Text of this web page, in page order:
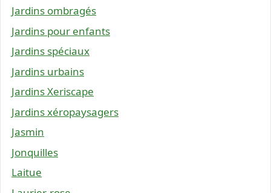
Jardins ombragés
Jardins pour enfants
Jardins spéciaux
Jardins urbains
Jardins Xeriscape
Jardins xéropaysagers
Jasmin
Jonquilles
Laitue